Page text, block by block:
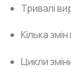
Тривалі
Кілька
Цикли